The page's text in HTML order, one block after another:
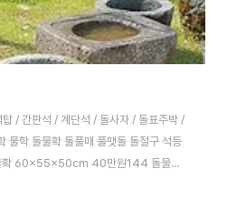
/ 간판석 / 계단석 / 돌사자 / 돌표주박 /
물학 돌물확 돌풀매 풀맷돌 돌절구 석등
확 60x55x50cm 40만원144 돌물확
40만원146 돌물확